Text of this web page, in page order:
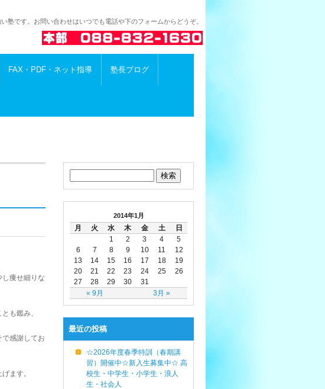
塾です。お問い合わせはいつでも電話や下のフォームからどうぞ。
FAX・PDF・ネット指導 塾長ブログ
痩せ細りな
も鑑み、
感謝してお
ます。
2014年1月
月 火 水 木 金 土 日
« 9月 3月 »
1 2 3 4
5
6
7 8 9 10 11
12
13
14 15 16 17 18
19
20
21 22 23 24 25
26
27
28 29 30 31
最近の投稿
☆2026年度春季特訓（春期講
習）開催中☆新入生募集中☆ 高
校生・中学生・小学生・浪人
生・社会人